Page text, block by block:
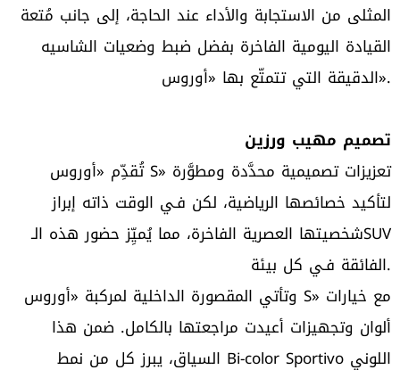
المثلى من الاستجابة والأداء عند الحاجة، إلى جانب مُتعة
القيادة اليومية الفاخرة بفضل ضبط وضعيات الشاسيه
الدقيقة التي تتمتّع بها «أوروس».
تصميم مهيب ورزين
تُقدِّم «أوروس S» تعزيزات تصميمية محدَّدة ومطوَّرة
لتأكيد خصائصها الرياضية، لكن فـي الوقت ذاته إبراز
شخصيتها العصرية الفاخرة، مما يُميِّز حضور هذه الـSUV
الفائقة فـي كل بيئة.
وتأتي المقصورة الداخلية لمركبة «أوروس S» مع خيارات
ألوان وتجهيزات أعيدت مراجعتها بالكامل. ضمن هذا
السياق، يبرز كل من نمط Bi-color Sportivo اللوني